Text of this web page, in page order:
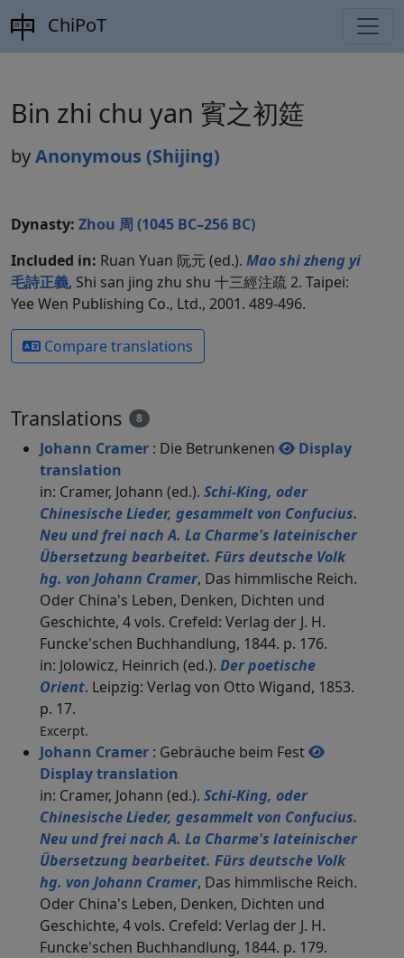
ChiPoT
Bin zhi chu yan 賓之初筵
byAnonymous (Shijing)
Dynasty: Zhou 周 (1045 BC–256 BC)
Included in: Ruan Yuan 阮元 (ed.). Mao shi zheng yi
毛詩正義, Shi san jing zhu shu 十三經注疏 2. Taipei:
Yee Wen Publishing Co., Ltd., 2001. 489-496.
Compare translations
Translations 8
Johann Cramer : Die Betrunkenen
Display
translation
in: Cramer, Johann (ed.). Schi-King, oder
Chinesische Lieder, gesammelt von Confucius.
Neu und frei nach A. La Charme's lateinischer
Übersetzung bearbeitet. Fürs deutsche Volk
hg. von Johann Cramer, Das himmlische Reich.
Oder China's Leben, Denken, Dichten und
Geschichte, 4 vols. Crefeld: Verlag der J. H.
Funcke'schen Buchhandlung, 1844. p. 176.
in: Jolowicz, Heinrich (ed.). Der poetische
Orient. Leipzig: Verlag von Otto Wigand, 1853.
p. 17.
Excerpt.
Johann Cramer : Gebräuche beim Fest
Display translation
in: Cramer, Johann (ed.). Schi-King, oder
Chinesische Lieder, gesammelt von Confucius.
Neu und frei nach A. La Charme's lateinischer
Übersetzung bearbeitet. Fürs deutsche Volk
hg. von Johann Cramer, Das himmlische Reich.
Oder China's Leben, Denken, Dichten und
Geschichte, 4 vols. Crefeld: Verlag der J. H.
Funcke'schen Buchhandlung, 1844. p. 179.